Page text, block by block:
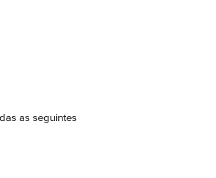
as seguintes